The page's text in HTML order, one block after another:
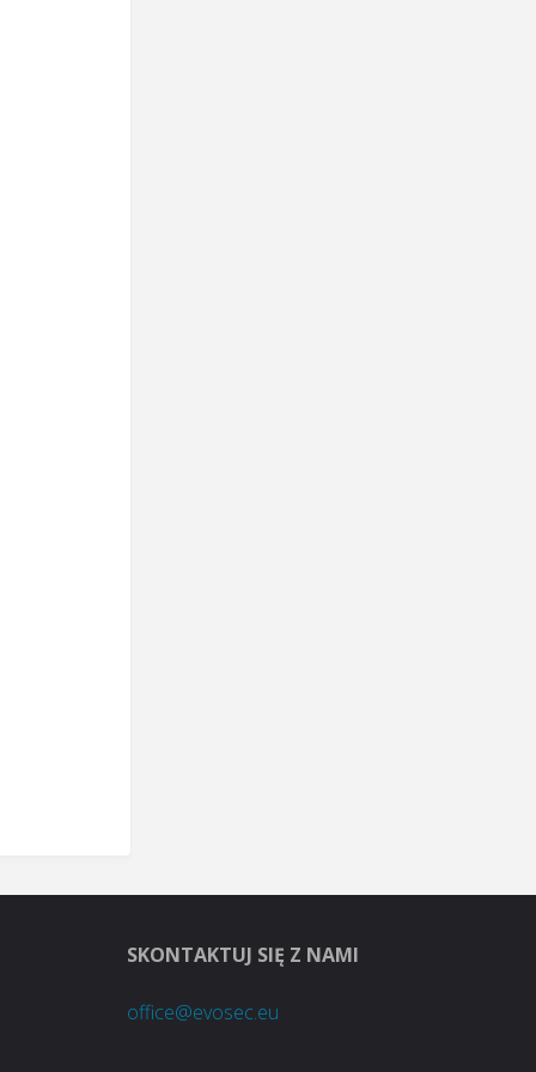
SKONTAKTUJ SIĘ Z NAMI
office@evosec.eu